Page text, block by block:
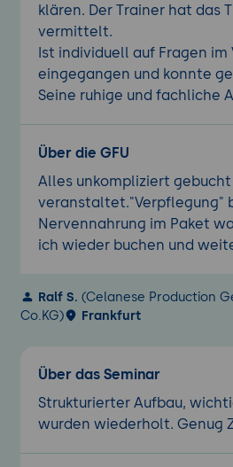
klären. Der Trainer hat das
vermittelt.
Ist individuell auf Fragen im
eingegangen und konnte
Seine ruhige und fachliche
Über die GFU
Alles unkompliziert gebucht
veranstaltet."Verpflegung"
Nervennahrung im Paket
ich wieder buchen und
Ralf S. (Celanese Production
Co.KG)
Frankfurt
Über das Seminar
Strukturierter Aufbau,
wurden wiederholt. Genug